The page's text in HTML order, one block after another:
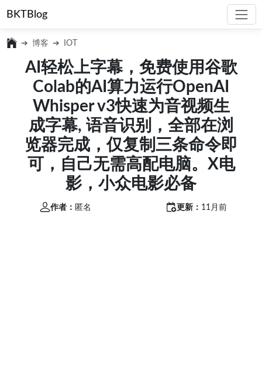
BKTBlog
博客 IOT
AI轻松上字幕，免费使用谷歌
Colab的AI算力运行OpenAI
Whisper v3快速为音视频生
成字幕, 语音识别，全部在浏
览器完成，仅复制三条命令即
可，自己无需高配电脑。X电
影，小众电影必备
作者： 匿名 更新： 11月前